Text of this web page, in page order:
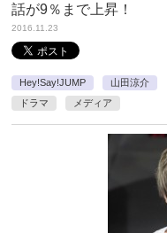
話が9％まで上昇！
2016.11.23
Hey!Say!JUMP
山田涼介
ドラマ
メディア